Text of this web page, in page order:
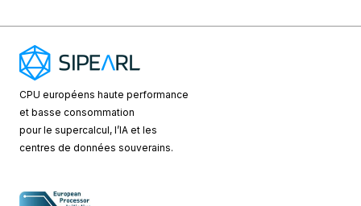
CPU européens haute performance
et basse consommation
pour le supercalcul, l’IA et les
centres de données souverains.